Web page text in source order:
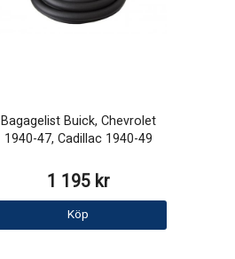
Bagagelist Buick, Chevrolet
1940-47, Cadillac 1940-49
1 195 kr
Köp